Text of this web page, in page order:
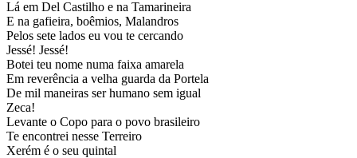
Lá em Del Castilho e na Tamarineira
E na gafieira, boêmios, Malandros
Pelos sete lados eu vou te cercando
Jessé! Jessé!
Botei teu nome numa faixa amarela
Em reverência a velha guarda da Portela
De mil maneiras ser humano sem igual
Zeca!
Levante o Copo para o povo brasileiro
Te encontrei nesse Terreiro
Xerém é o seu quintal